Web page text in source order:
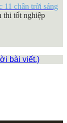
11 chân trời sáng
thi tốt nghiệp
bài viết.)